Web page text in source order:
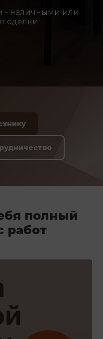
- наличными или
сделки
полный
работ